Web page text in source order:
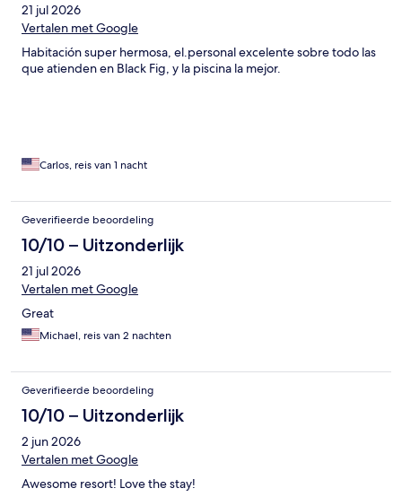
21 jul 2026
Vertalen met Google
Habitación super hermosa, el.personal excelente sobre todo las
que atienden en Black Fig, y la piscina la mejor.
Carlos, reis van 1 nacht
Geverifieerde beoordeling
10/10 – Uitzonderlijk
21 jul 2026
Vertalen met Google
Great
Michael, reis van 2 nachten
Geverifieerde beoordeling
10/10 – Uitzonderlijk
2 jun 2026
Vertalen met Google
Awesome resort! Love the stay!